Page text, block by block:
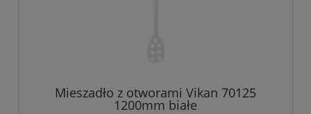
Mieszadło z otworami Vikan 70125
1200mm białe